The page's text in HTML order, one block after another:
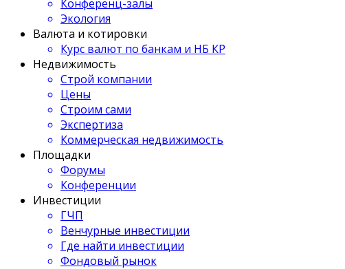
Конференц-залы
Экология
Валюта и котировки
Курс валют по банкам и НБ КР
Недвижимость
Строй компании
Цены
Строим сами
Экспертиза
Коммерческая недвижимость
Площадки
Форумы
Конференции
Инвестиции
ГЧП
Венчурные инвестиции
Где найти инвестиции
Фондовый рынок